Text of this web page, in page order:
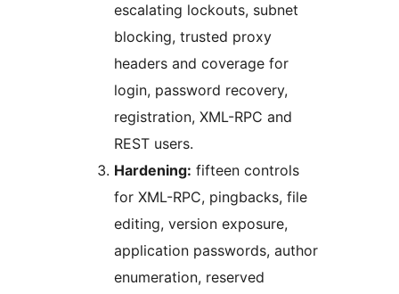
escalating lockouts, subnet
blocking, trusted proxy
headers and coverage for
login, password recovery,
registration, XML-RPC and
REST users.
Hardening: fifteen controls
for XML-RPC, pingbacks, file
editing, version exposure,
application passwords, author
enumeration, reserved